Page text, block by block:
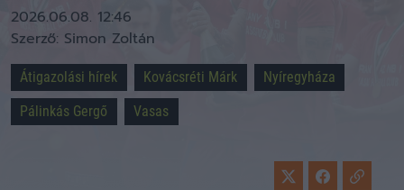
2026.06.08. 12:46
Szerző: Simon Zoltán
Átigazolási hírek Kovácsréti Márk
Nyíregyháza
Pálinkás Gergő
Vasas